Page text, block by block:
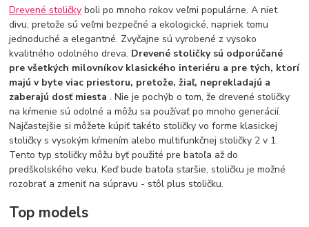
L.O.L. Surprise zvieratká
L.O.L. Surprise hračky
L.O.L. Surprise domčeky
L.O.L. Surprise postavičky
L.O.L. Surprise zberateľské figúrky
L.O.L. OMG L.O.L. OMG Bábiky
Drevené stoličky boli po mnoho rokov veľmi populárne. A niet
divu, pretože sú veľmi bezpečné a ekologické, napriek tomu
jednoduché a elegantné. Zvyčajne sú vyrobené z vysoko
kvalitného odolného dreva. Drevené stoličky sú odporúčané
pre všetkých milovníkov klasického interiéru a pre tých, ktorí
majú v byte viac priestoru, pretože, žiaľ, neprekladajú a
zaberajú dosť miesta. Nie je pochýb o tom, že drevené stoličky
na kŕmenie sú odolné a môžu sa používať po mnoho generácií.
Najčastejšie si môžete kúpiť takéto stoličky vo forme klasickej
stoličky s vysokým kŕmením alebo multifunkčnej stoličky 2 v 1.
Tento typ stoličky môžu byť použité pre batoľa až do
predškolského veku. Keď bude batoľa staršie, stoličku je možné
rozobrať a zmeniť na súpravu - stôl plus stoličku.
Top models